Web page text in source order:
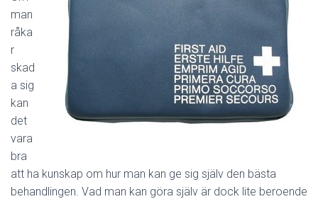
man
råka
r
skad
a sig
kan
det
vara
bra
att ha kunskap om hur man kan ge sig själv den bästa
behandlingen. Vad man kan göra själv är dock lite beroende